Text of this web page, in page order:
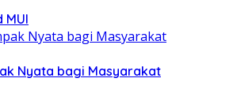
MUI
Nyata bagi Masyarakat